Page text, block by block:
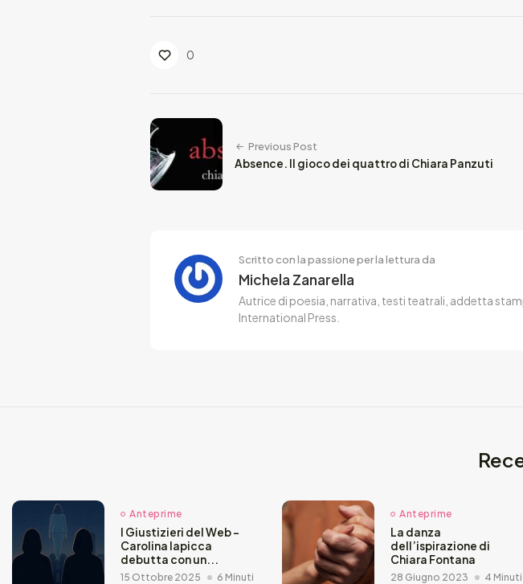
0
Previous Post
Absence. Il gioco dei quattro di Chiara Panzuti
Scritto con la passione per la lettura da
Michela Zanarella
Autrice di poesia, narrativa, testi teatrali, addetta
International Press.
Anteprime
I Giustizieri del Web –
Carolina Iapicca
debutta con un...
15 Ottobre 2025 6 Minuti
Anteprime
La danza
dell’ispirazione di
Chiara Fontana
28 Giugno 2023 4 Minuti